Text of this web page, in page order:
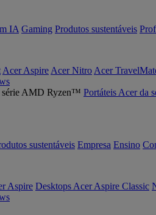
IA Gaming Produtos sustentáveis
Acer Aspire Acer Nitro Acer
Portáteis Acer da
sustentáveis Empresa Ensino
Aspire Desktops Acer Aspire Classic